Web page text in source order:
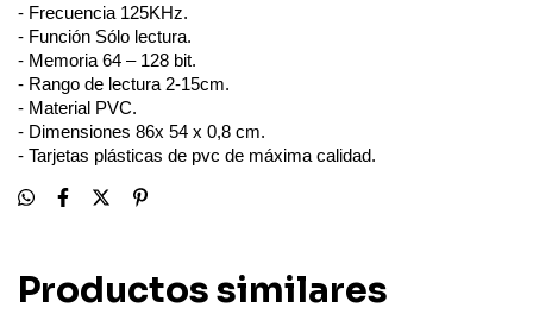
- Frecuencia 125KHz.
- Función Sólo lectura.
- Memoria 64 – 128 bit.
- Rango de lectura 2-15cm.
- Material PVC.
- Dimensiones 86x 54 x 0,8 cm.
- Tarjetas plásticas de pvc de máxima calidad.
Productos similares